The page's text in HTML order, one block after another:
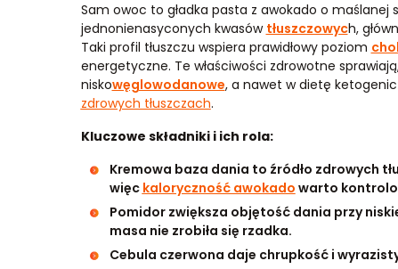
Sam owoc to gładka pasta z awokado o
jednonienasyconych kwasów tłuszczowych,
Taki profil tłuszczu wspiera prawidłowy poziom
energetyczne. Te właściwości zdrowotne
niskowęglowodanowe, a nawet w dietę
zdrowych tłuszczach.
Kluczowe składniki i ich rola:
Kremowa baza dania to źródło zdrowych
więc kaloryczność awokado warto
Pomidor zwiększa objętość dania przy
masa nie zrobiła się rzadka.
Cebula czerwona daje chrupkość i